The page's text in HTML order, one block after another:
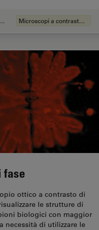
Microscopi a contrasto di fase
fase
ottico a contrasto di
le strutture di
biologici con maggior
necessità di utilizzare le